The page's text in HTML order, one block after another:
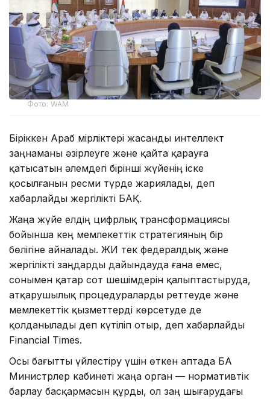
Фото: WAM
Біріккен Араб Әмірліктері жасанды интеллект
заңнаманы әзірлеуге және қайта қарауға
қатысатын әлемдегі бірінші жүйенің іске
қосылғанын ресми түрде жариялады, деп
хабарлайды жергілікті БАҚ.
Жаңа жүйе елдің цифрлық трансформациясы
бойынша кең мемлекеттік стратегияның бір
бөлігіне айналады. ЖИ тек федералдық және
жергілікті заңдарды дайындауда ғана емес,
сонымен қатар сот шешімдерін қалыптастыруда,
атқарушылық процедураларды реттеуде және
мемлекеттік қызметтерді көрсетуде де
қолданылады деп күтіліп отыр, деп хабарлайды
Financial Times.
Осы бағытты үйлестіру үшін өткен аптада БАӘ
Министрлер кабинеті жаңа орган — нормативтік
барлау басқармасын құрды, ол заң шығарудағы